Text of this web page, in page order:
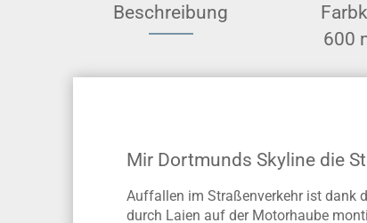
Beschreibung
600
Mir Dortmunds Skyline die
Auffallen im Straßenverkehr ist dank
durch Laien auf der Motorhaube